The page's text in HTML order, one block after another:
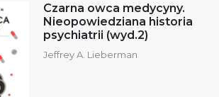
Czarna owca medycyny.
Nieopowiedziana historia
psychiatrii (wyd.2)
Jeffrey A. Lieberman